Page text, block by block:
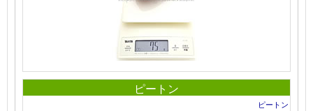
ピートン
ピートン